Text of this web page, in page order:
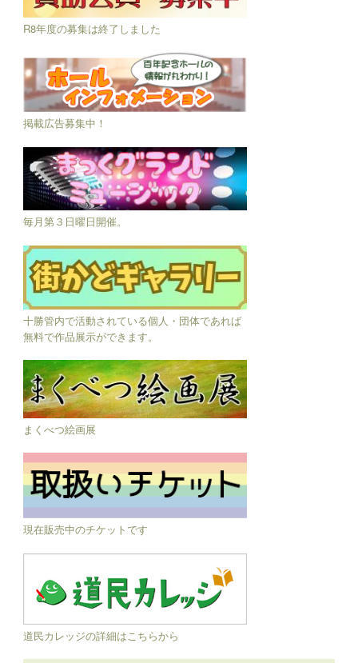
R8年度の募集は終了しました
掲載広告募集中！
毎月第３日曜日開催。
十勝管内で活動されている個人・団体であれば
無料で作品展示ができます。
まくべつ絵画展
現在販売中のチケットです
道民カレッジの詳細はこちらから